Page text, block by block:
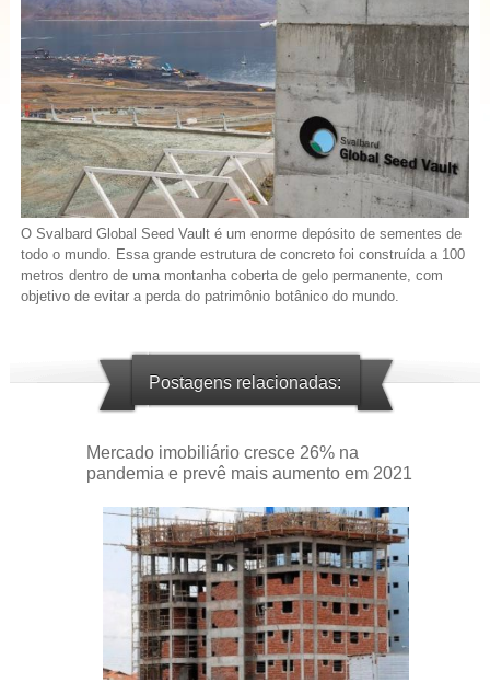
O Svalbard Global Seed Vault é um enorme depósito de sementes de
todo o mundo. Essa grande estrutura de concreto foi construída a 100
metros dentro de uma montanha coberta de gelo permanente, com
objetivo de evitar a perda do patrimônio botânico do mundo.
Postagens relacionadas:
Mercado imobiliário cresce 26% na
pandemia e prevê mais aumento em 2021